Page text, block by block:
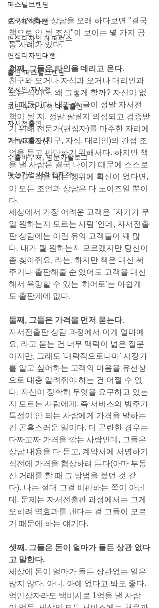
퍼스널브랜딩
도록제작대행
편집디자인 레퍼런스
편집디자인대행
출판 퍼스널브랜딩
정치인 자서전
코인 투자 서적 대필출판
자서전출판
기독교출판사
수출바우처, 영문카탈로그
여성기업 사례집제작
자서전출판 상담을 오래 하다보면 "결국
책으로 안 될 조짐"이 보이는 몇 가지 공
통 사례가 있다.
첫째, 그들은 타인을 데리고 온다.
친구와 오거나 자식과 오거나 대리인과
오는 식이다. 왜 그렇게 할까? 자신이 없
기 때문이다. 내가 쓴 글이 정말 자서전
책이 될 지, 정말 팔릴지 의심되고 검증받
기 위해 전문가(편집자)를 마주한 자리에
서 관계자(친구, 자식, 대리인)의 간접 조
언을 듣고 판단하기 위해서다. 하지만 책
을 낼 사람은 결국 나이기 때문에 스스로
자기가 책을 내는 행위에 확신이 없다면,
이 모든 조언과 상담은 다 노이즈일 뿐이
다.
세상에서 가장 어려운 고객은 "자기가 무
얼 원하는지 모르는 사람"인데, 자서전출
판 상담에는 이런 유의 고객들이 꽤 많
다. 내가 뭘 원하는지 모르겠지만 당신이
좀 찾아줘요, 라는. 하지만 책은 대신 써
주거나 출판해줄 순 있어도 고객을 대신
해서 욕망할 수 있는 '히어로'는 아쉽게
도 출판계에 없다.
둘째, 그들은 가격을 먼저 묻는다.
자서전출판 상담 과정에서 이게 얼마예
요, 라고 묻는 건 너무 맥락이 넓은 질문
이지만, 그래도 '대략적으로나마' 시장가
를 알고 싶어하는 고객의 마음을 유선상
으로 대충 알려줘야 하는 건 어쩔 수 없
다. 자신이 정확히 무엇을 요구하고 있는
지 모르는 사람에게, 즉 서비스의 범주가
특정이 안 되는 사람에게 가격을 말하는
건 곤혹스러운 일이다. 더 곤란한 경우는
다짜고짜 가격을 깎는 사람인데, 그들은
상담 내용을 다 듣고, 계약서에 서명하기
직전에 가격을 협상하려 든다(아마 부동
산 거래를 할 때 그 방법을 썼던 것 같
다). 나는 절대 그걸 비판하는 쪽이 아닌
데, 문제는 자서전출판 과정에서는 그게
오히려 역효과를 낸다는 걸 그들이 모르
기 때문에 하는 얘기다.
셋째, 그들은 돈이 얼마가 들든 상관 없다
고 말한다.
세상에 돈이 얼마가 들든 상관없는 일은
많지 않다. 아니, 아예 없다고 봐도 좋다.
억만장자라도 택비시로 1억을 낼 사람